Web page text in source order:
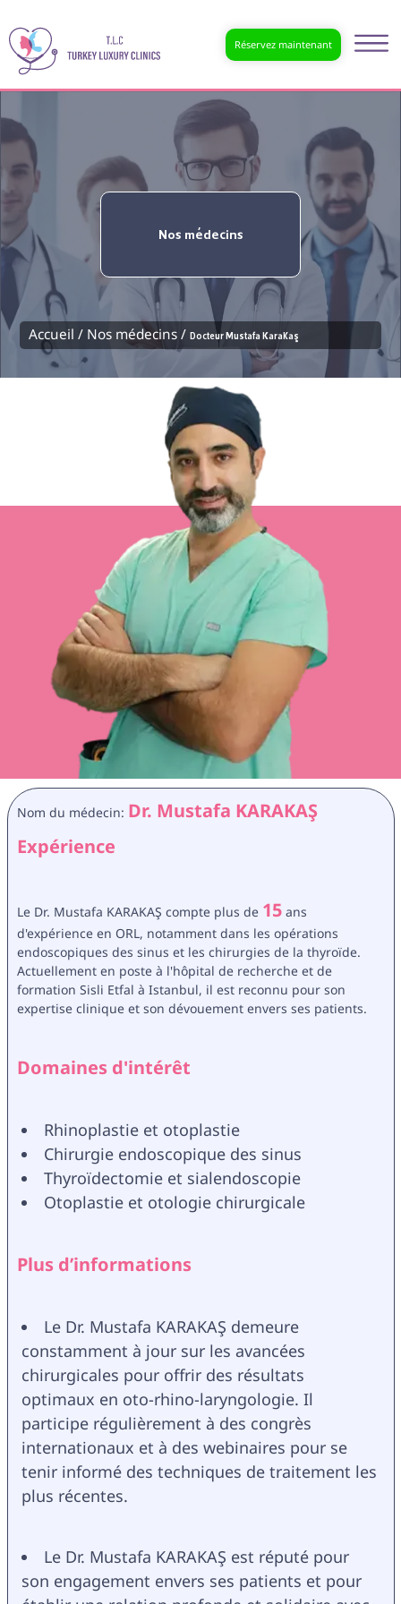
Réservez maintenant
Nos médecins
Accueil / Nos médecins /Docteur Mustafa Karakaş
Nom du médecin: Dr. Mustafa KARAKAŞ
Expérience
Le Dr. Mustafa KARAKAŞ compte plus de 15 ans
d'expérience en ORL, notamment dans les opérations
endoscopiques des sinus et les chirurgies de la thyroïde.
Actuellement en poste à l'hôpital de recherche et de
formation Sisli Etfal à Istanbul, il est reconnu pour son
expertise clinique et son dévouement envers ses patients.
Domaines d'intérêt
Rhinoplastie et otoplastie
Chirurgie endoscopique des sinus
Thyroïdectomie et sialendoscopie
Otoplastie et otologie chirurgicale
Plus d’informations
Le Dr. Mustafa KARAKAŞ demeure
constamment à jour sur les avancées
chirurgicales pour offrir des résultats
optimaux en oto-rhino-laryngologie. Il
participe régulièrement à des congrès
internationaux et à des webinaires pour se
tenir informé des techniques de traitement les
plus récentes.
Le Dr. Mustafa KARAKAŞ est réputé pour
son engagement envers ses patients et pour